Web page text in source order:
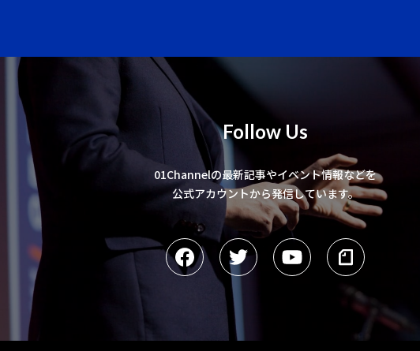
Follow Us
01Channelの最新記事やイベント情報などを
公式アカウントから発信しています。